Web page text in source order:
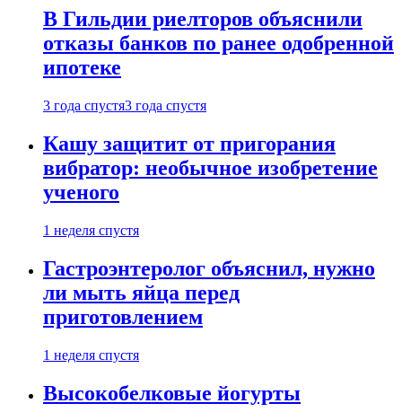
В Гильдии риелторов объяснили
отказы банков по ранее одобренной
ипотеке
3 года спустя3 года спустя
Кашу защитит от пригорания
вибратор: необычное изобретение
ученого
1 неделя спустя
Гастроэнтеролог объяснил, нужно
ли мыть яйца перед
приготовлением
1 неделя спустя
Высокобелковые йогурты